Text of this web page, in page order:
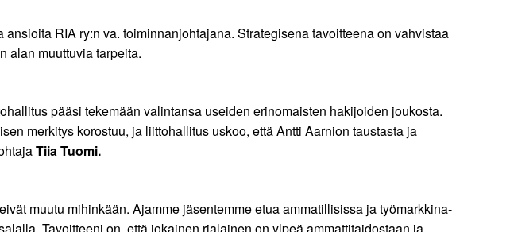
RIA ry:n va. toiminnanjohtajana. Strategisena tavoitteena on vahvistaa
alan muuttuvia tarpeita.
pääsi tekemään valintansa useiden erinomaisten hakijoiden joukosta.
merkitys korostuu, ja liittohallitus uskoo, että Antti Aarnion taustasta ja
Tiia Tuomi.
muutu mihinkään. Ajamme jäsentemme etua ammatillisissa ja työmarkkina-